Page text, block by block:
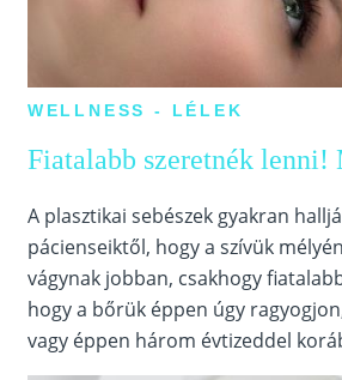
WELLNESS - LÉLEK
Fiatalabb szeretnék lenni!
A plasztikai sebészek gyakran
pácienseiktől, hogy a szívük
vágynak jobban, csakhogy
hogy a bőrük éppen úgy
vagy éppen három évtizeddel